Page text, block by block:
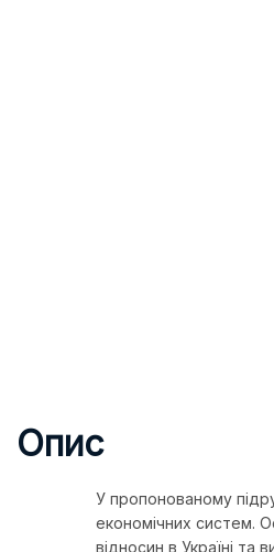
Опис
У пропонованому
економічних систем.
відносин в Україні та